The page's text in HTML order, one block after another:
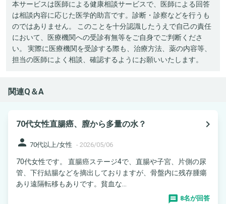
本サービスは医師による健康相談サービスで、医師による回答
は相談内容に応じた医学的助言です。診断・診察などを行うも
のではありません。 このことを十分認識したうえで自己の責任
において、医療機関への受診有無等をご自身でご判断くださ
い。 実際に医療機関を受診する際も、治療方法、薬の内容等、
担当の医師によく相談、確認するようにお願いいたします。
関連Q＆A
70代女性直腸癌、膣から多量の水？
navigate_next
person 70代以上/女性 - 2026/05/06
70代女性です。 直腸癌ステージ4で、直腸や子宮、片側の尿
管、下行結腸などを摘出しておりますが、骨盤内に残存腫瘍
あり遠隔転移もありです。貧血な...
8名が回答